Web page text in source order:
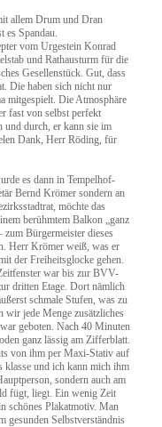
allem Drum und Dran
es Spandau.
vom Urgestein Konrad
und Rathausturm für die
Gesellenstück. Gut, dass
Die haben sich nicht nur
mitgespielt. Die Atmosphäre
fast von selbst perfekt
und durch, er kann sie im
Dank, Herr Röding, für
es dann in Tempelhof-
Bernd Krömer sondern an
möchte das
berühmtem Balkon „ganz
Bürgermeister dieses
Herr Krömer weiß, was er
der Freiheitsglocke gehen.
war bis zur BVV-
dritten Etage. Dort nämlich
schmale Stufen, was zu
wir jede Menge zusätzliches
geboten. Nach 40 Minuten
ganz lässig am Zifferblatt.
von ihm per Maxi-Stativ auf
klasse und ich kann mich ihm
sondern auch am
fügt, liegt. Ein wenig Zeit
schönes Plakatmotiv. Man
gesunden Selbstverständnis